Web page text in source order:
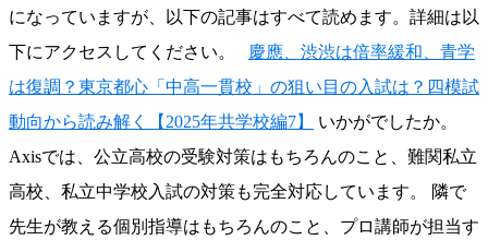
になっていますが、以下の記事はすべて読めます。詳細は以
下にアクセスしてください。 慶應、渋渋は倍率緩和、青学
は復調？東京都心「中高一貫校」の狙い目の入試は？四模試
動向から読み解く【2025年共学校編7】
いかがでしたか。
Axisでは、公立高校の受験対策はもちろんのこと、難関私立
高校、私立中学校入試の対策も完全対応しています。 隣で
先生が教える個別指導はもちろんのこと、プロ講師が担当す